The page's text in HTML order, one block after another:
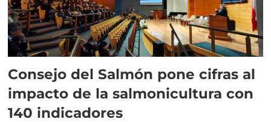
Consejo del Salmón pone cifras al
impacto de la salmonicultura con
140 indicadores